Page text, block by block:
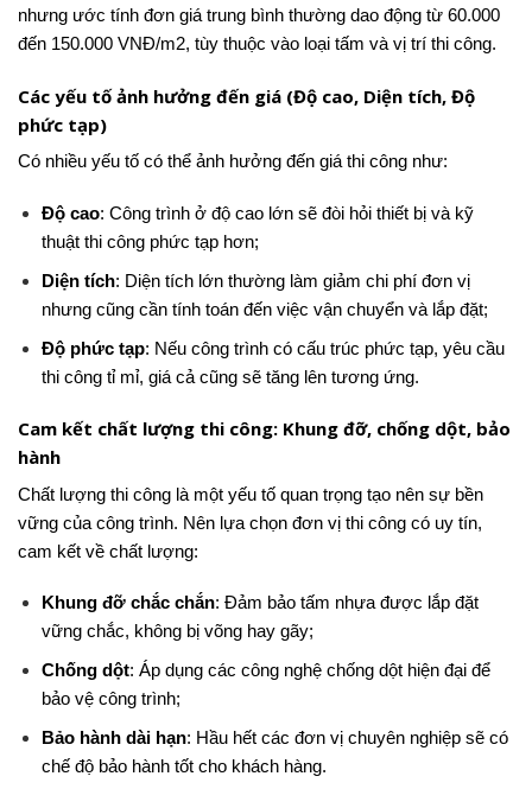
nhưng ước tính đơn giá trung bình thường dao động từ 60.000
đến 150.000 VNĐ/m2, tùy thuộc vào loại tấm và vị trí thi công.
Các yếu tố ảnh hưởng đến giá (Độ cao, Diện tích, Độ
phức tạp)
Có nhiều yếu tố có thể ảnh hưởng đến giá thi công như:
Độ cao: Công trình ở độ cao lớn sẽ đòi hỏi thiết bị và kỹ
thuật thi công phức tạp hơn;
Diện tích: Diện tích lớn thường làm giảm chi phí đơn vị
nhưng cũng cần tính toán đến việc vận chuyển và lắp đặt;
Độ phức tạp: Nếu công trình có cấu trúc phức tạp, yêu cầu
thi công tỉ mỉ, giá cả cũng sẽ tăng lên tương ứng.
Cam kết chất lượng thi công: Khung đỡ, chống dột, bảo
hành
Chất lượng thi công là một yếu tố quan trọng tạo nên sự bền
vững của công trình. Nên lựa chọn đơn vị thi công có uy tín,
cam kết về chất lượng:
Khung đỡ chắc chắn: Đảm bảo tấm nhựa được lắp đặt
vững chắc, không bị võng hay gãy;
Chống dột: Áp dụng các công nghệ chống dột hiện đại để
bảo vệ công trình;
Bảo hành dài hạn: Hầu hết các đơn vị chuyên nghiệp sẽ có
chế độ bảo hành tốt cho khách hàng.